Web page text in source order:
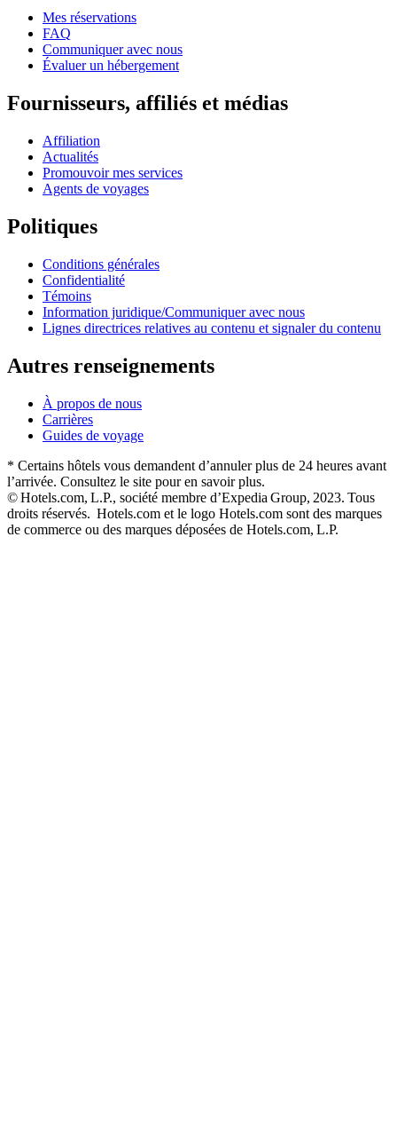
Mes réservations
FAQ
Communiquer avec nous
Évaluer un hébergement
Fournisseurs, affiliés et médias
Affiliation
Actualités
Promouvoir mes services
Agents de voyages
Politiques
Conditions générales
Confidentialité
Témoins
Information juridique/Communiquer avec nous
Lignes directrices relatives au contenu et signaler du contenu
Autres renseignements
À propos de nous
Carrières
Guides de voyage
* Certains hôtels vous demandent d’annuler plus de 24 heures avant
l’arrivée. Consultez le site pour en savoir plus.
© Hotels.com, L.P., société membre d’Expedia Group, 2023. Tous
droits réservés. Hotels.com et le logo Hotels.com sont des marques
de commerce ou des marques déposées de Hotels.com, L.P.